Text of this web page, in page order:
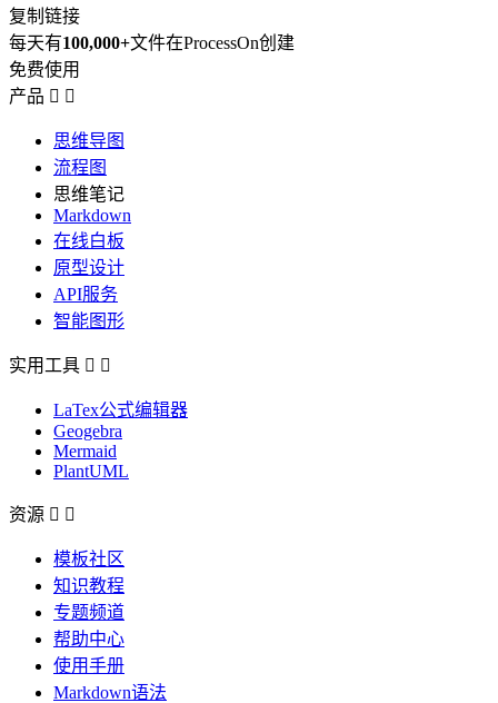
复制链接
每天有100,000+文件在ProcessOn创建
免费使用
产品  
思维导图
流程图
思维笔记
Markdown
在线白板
原型设计
API服务
智能图形
实用工具  
LaTex公式编辑器
Geogebra
Mermaid
PlantUML
资源  
模板社区
知识教程
专题频道
帮助中心
使用手册
Markdown语法